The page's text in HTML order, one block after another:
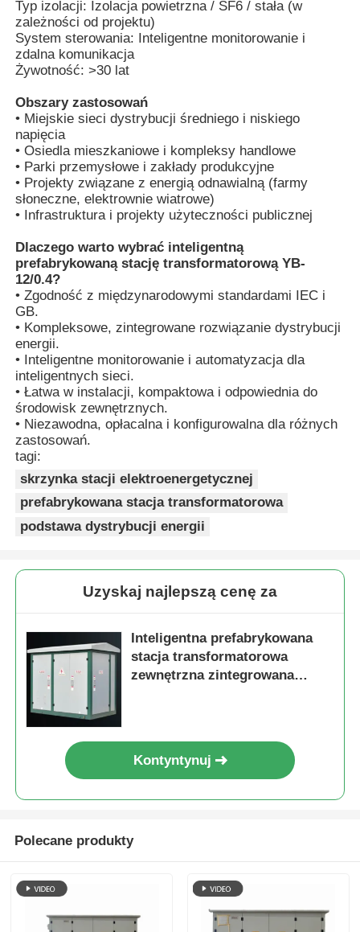
Pokaz VR
O nas
Wycieczka po fabryce
Kontrola jakości
Skontaktuj się z nami
Aktualności
Wszystkie przypadki
Poprosić o wycenę
Urządzenia do wymiany średniego napięcia
Urządzenia przełącznikowe niskiego napięcia
Rozdzielnica izolowana dielektrykiem stałym
Rozdzielnica pierścieniowa
Podstacja typu kontenerowego
Rozłącznik obciążeniowy próżniowy
Typ izolacji: Izolacja powietrzna / SF6 / stała (w
zależności od projektu)
System sterowania: Inteligentne monitorowanie i
zdalna komunikacja
Żywotność: >30 lat
Obszary zastosowań
• Miejskie sieci dystrybucji średniego i niskiego
napięcia
• Osiedla mieszkaniowe i kompleksy handlowe
• Parki przemysłowe i zakłady produkcyjne
• Projekty związane z energią odnawialną (farmy
słoneczne, elektrownie wiatrowe)
• Infrastruktura i projekty użyteczności publicznej
Dlaczego warto wybrać inteligentną
prefabrykowaną stację transformatorową YB-
12/0.4?
• Zgodność z międzynarodowymi standardami IEC i
GB.
• Kompleksowe, zintegrowane rozwiązanie dystrybucji
energii.
• Inteligentne monitorowanie i automatyzacja dla
inteligentnych sieci.
• Łatwa w instalacji, kompaktowa i odpowiednia do
środowisk zewnętrznych.
• Niezawodna, opłacalna i konfigurowalna dla różnych
zastosowań.
tagi:
skrzynka stacji elektroenergetycznej
prefabrykowana stacja transformatorowa
podstawa dystrybucji energii
Uzyskaj najlepszą cenę za
Inteligentna prefabrykowana
stacja transformatorowa
zewnętrzna zintegrowana
Kontyntynuj
Polecane produkty